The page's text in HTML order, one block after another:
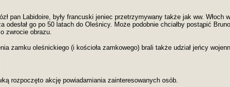
pan Labidoire, były francuski jeniec przetrzymywany także jak ww. Włoch
go po 50 latach do Oleśnicy. Może podobnie chciałby postąpić
zwrocie obrazu.
zamku oleśnickiego (i kościoła zamkowego) brali także udział jeńcy
rozpoczęto akcję powiadamiania zainteresowanych osób.